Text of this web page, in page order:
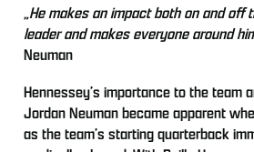
„He makes an impact both on and off
leader and makes everyone around
Neuman
Hennessey’s importance to the team
Jordan Neuman became apparent
as the team’s starting quarterback